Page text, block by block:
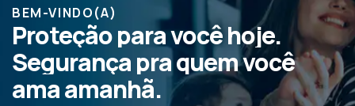
BEM-VINDO(A)
Proteçãoparavocêhoje.
Segurançapraquemvocê
amaamanhã.